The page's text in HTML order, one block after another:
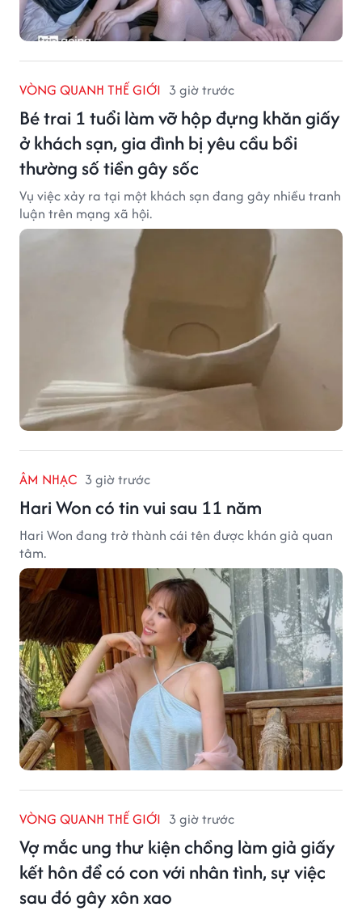
VÒNG QUANH THẾ GIỚI 3 giờ trước
Bé trai 1 tuổi làm vỡ hộp đựng khăn giấy
ở khách sạn, gia đình bị yêu cầu bồi
thường số tiền gây sốc
Vụ việc xảy ra tại một khách sạn đang gây nhiều tranh
luận trên mạng xã hội.
ÂM NHẠC 3 giờ trước
Hari Won có tin vui sau 11 năm
Hari Won đang trở thành cái tên được khán giả quan
tâm.
VÒNG QUANH THẾ GIỚI 3 giờ trước
Vợ mắc ung thư kiện chồng làm giả giấy
kết hôn để có con với nhân tình, sự việc
sau đó gây xôn xao